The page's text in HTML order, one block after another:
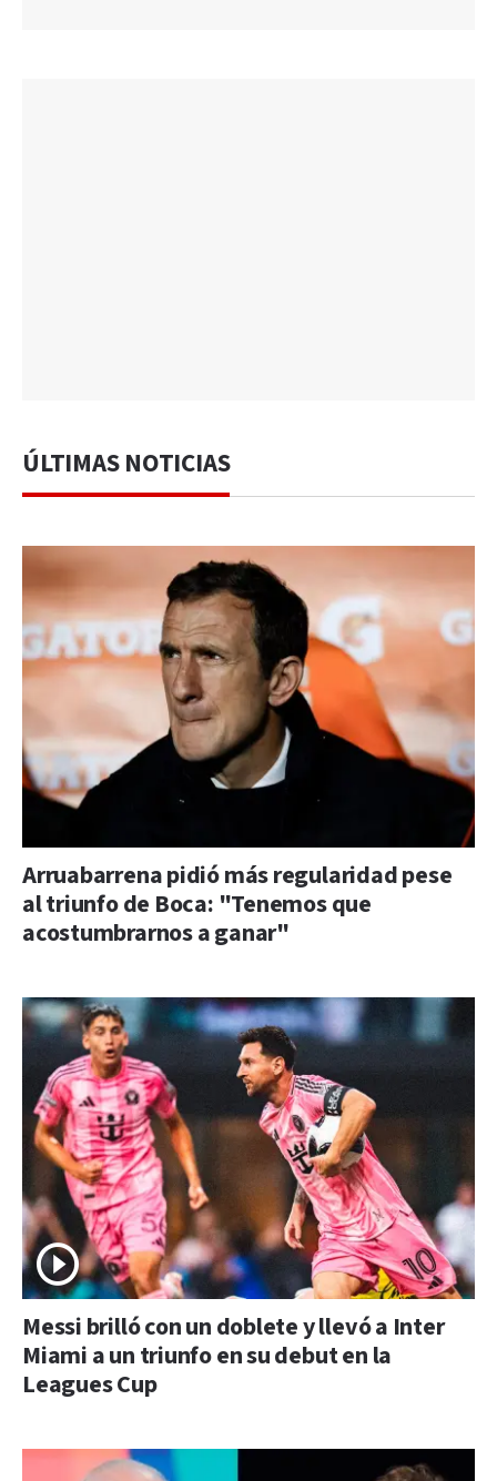
ÚLTIMAS NOTICIAS
Arruabarrena pidió más regularidad pese
al triunfo de Boca: "Tenemos que
acostumbrarnos a ganar"
Messi brilló con un doblete y llevó a Inter
Miami a un triunfo en su debut en la
Leagues Cup